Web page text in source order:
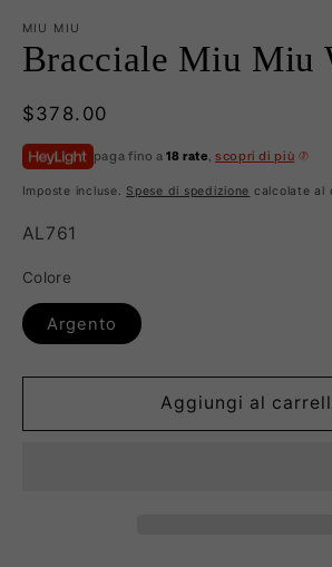
MIU MIU
Bracciale Miu Miu
Prezzo
di
listino
$378.00
paga fino a18 rate scopri di più
Imposte incluse. Spese di spedizione calcolate al
SKU:
AL761
Colore
Argento
Aggiungi al